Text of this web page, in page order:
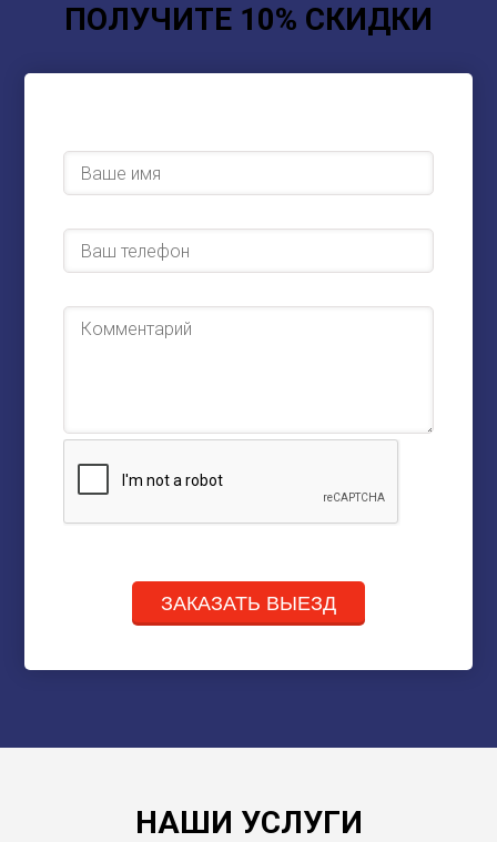
ПОЛУЧИТЕ 10% СКИДКИ
ЗАКАЗАТЬ ВЫЕЗД
НАШИ УСЛУГИ